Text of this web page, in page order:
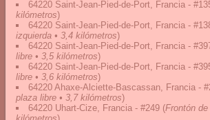
64220 Saint-Jean-Pied-de-Port, Francia -
kilómetros)
64220 Saint-Jean-Pied-de-Port, Francia -
izquierda • 3,4 kilómetros)
64220 Saint-Jean-Pied-de-Port, Francia -
libre • 3,5 kilómetros)
64220 Saint-Jean-Pied-de-Port, Francia -
libre • 3,6 kilómetros)
64220 Ahaxe-Alciette-Bascassan, Francia -
plaza libre • 3,7 kilómetros)
64220 Uhart-Cize, Francia - #249 (Frontón